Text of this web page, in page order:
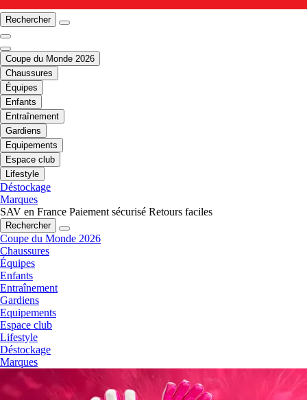
Rechercher
Coupe du Monde 2026
Chaussures
Équipes
Enfants
Entraînement
Gardiens
Equipements
Espace club
Lifestyle
Déstockage
Marques
SAV en France Paiement sécurisé Retours faciles
Rechercher
Coupe du Monde 2026
Chaussures
Équipes
Enfants
Entraînement
Gardiens
Equipements
Espace club
Lifestyle
Déstockage
Marques